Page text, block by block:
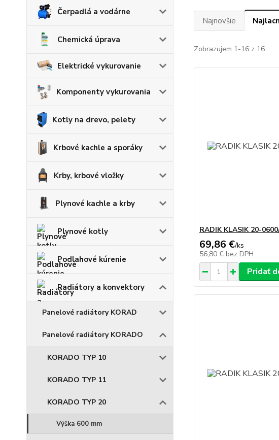
Čerpadlá a vodárne
Chemická úprava
Elektrické vykurovanie
Komponenty vykurovania
Kotly na drevo, pelety
Krbové kachle a sporáky
Krby, krbové vložky
Plynové kachle a krby
Plynové kotly
Podlahové kúrenie
Radiátory a konvektory
Panelové radiátory KORAD
Panelové radiátory KORADO
KORADO TYP 10
KORADO TYP 11
KORADO TYP 20
Výška 600 mm
Najnovšie
Zobrazujem 1-16 z 16
RADIK KLASIK 20-
69,86 €/ks
56,80 € bez DPH
Pridať